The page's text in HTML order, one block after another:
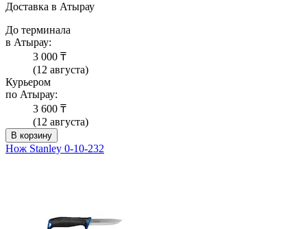
Доставка в Атырау
До терминала
в Атырау:
3 000 ₸
(12 августа)
Курьером
по Атырау:
3 600 ₸
(12 августа)
В корзину
Нож Stanley 0-10-232